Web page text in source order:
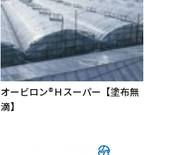
オービロン®Ｈスーパー【塗布無
滴】